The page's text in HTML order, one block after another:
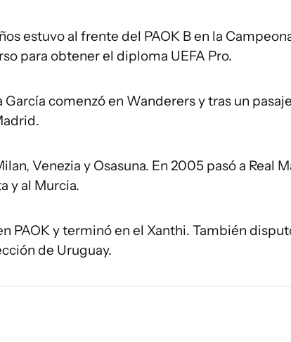
estuvo al frente del PAOK B en la
para obtener el diploma UEFA Pro.
comenzó en Wanderers y tras un
Venezia y Osasuna. En 2005 pasó a Real
y al Murcia.
PAOK y terminó en el Xanthi. También
de Uruguay.